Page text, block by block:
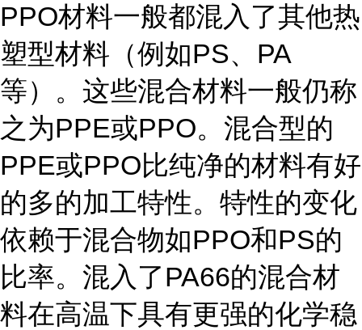
PPO材料一般都混入了其他热
塑型材料（例如PS、PA
等）。这些混合材料一般仍称
之为PPE或PPO。混合型的
PPE或PPO比纯净的材料有好
的多的加工特性。特性的变化
依赖于混合物如PPO和PS的
比率。混入了PA66的混合材
料在高温下具有更强的化学稳